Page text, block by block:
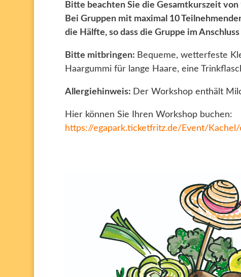
Bitte beachten Sie die Gesamtkurszeit von
Bei Gruppen mit maximal 10
die Hälfte, so dass die Gruppe im
Bitte mitbringen: Bequeme, wetterfeste
Haargummi für lange Haare, eine
Allergiehinweis: Der Workshop enthält
Hier können Sie Ihren Workshop buchen:
https://egapark.ticketfritz.de/Event/